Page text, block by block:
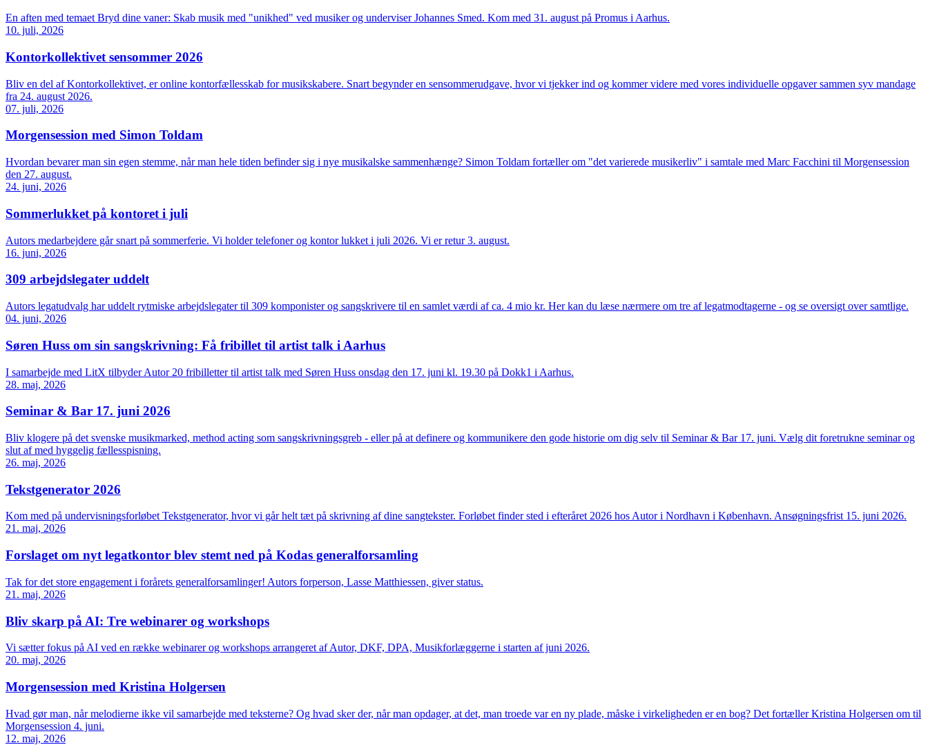
En aften med temaet Bryd dine vaner: Skab musik med "unikhed" ved musiker og underviser Johannes Smed. Kom med 31. august på Promus i Aarhus.
10. juli, 2026
Kontorkollektivet sensommer 2026
Bliv en del af Kontorkollektivet, er online kontorfællesskab for musikskabere. Snart begynder en sensommerudgave, hvor vi tjekker ind og kommer videre med vores individuelle opgaver sammen syv mandage
fra 24. august 2026.
07. juli, 2026
Morgensession med Simon Toldam
Hvordan bevarer man sin egen stemme, når man hele tiden befinder sig i nye musikalske sammenhænge? Simon Toldam fortæller om "det varierede musikerliv" i samtale med Marc Facchini til Morgensession
den 27. august.
24. juni, 2026
Sommerlukket på kontoret i juli
Autors medarbejdere går snart på sommerferie. Vi holder telefoner og kontor lukket i juli 2026. Vi er retur 3. august.
16. juni, 2026
309 arbejdslegater uddelt
Autors legatudvalg har uddelt rytmiske arbejdslegater til 309 komponister og sangskrivere til en samlet værdi af ca. 4 mio kr. Her kan du læse nærmere om tre af legatmodtagerne - og se oversigt over samtlige.
04. juni, 2026
Søren Huss om sin sangskrivning: Få fribillet til artist talk i Aarhus
I samarbejde med LitX tilbyder Autor 20 fribilletter til artist talk med Søren Huss onsdag den 17. juni kl. 19.30 på Dokk1 i Aarhus.
28. maj, 2026
Seminar & Bar 17. juni 2026
Bliv klogere på det svenske musikmarked, method acting som sangskrivningsgreb - eller på at definere og kommunikere den gode historie om dig selv til Seminar & Bar 17. juni. Vælg dit foretrukne seminar og
slut af med hyggelig fællesspisning.
26. maj, 2026
Tekstgenerator 2026
Kom med på undervisningsforløbet Tekstgenerator, hvor vi går helt tæt på skrivning af dine sangtekster. Forløbet finder sted i efteråret 2026 hos Autor i Nordhavn i København. Ansøgningsfrist 15. juni 2026.
21. maj, 2026
Forslaget om nyt legatkontor blev stemt ned på Kodas generalforsamling
Tak for det store engagement i forårets generalforsamlinger! Autors forperson, Lasse Matthiessen, giver status.
21. maj, 2026
Bliv skarp på AI: Tre webinarer og workshops
Vi sætter fokus på AI ved en række webinarer og workshops arrangeret af Autor, DKF, DPA, Musikforlæggerne i starten af juni 2026.
20. maj, 2026
Morgensession med Kristina Holgersen
Hvad gør man, når melodierne ikke vil samarbejde med teksterne? Og hvad sker der, når man opdager, at det, man troede var en ny plade, måske i virkeligheden er en bog? Det fortæller Kristina Holgersen om til
Morgensession 4. juni.
12. maj, 2026